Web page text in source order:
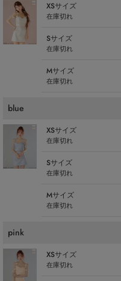
XSサイズ
在庫切れ
Sサイズ
在庫切れ
Mサイズ
在庫切れ
blue
XSサイズ
在庫切れ
Sサイズ
在庫切れ
Mサイズ
在庫切れ
pink
XSサイズ
在庫切れ